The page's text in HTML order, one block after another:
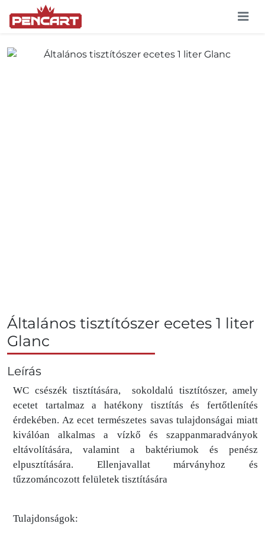
Általános tisztítószer ecetes 1 liter
Glanc
Leírás
WC csészék tisztítására, sokoldalú tisztítószer, amely
ecetet tartalmaz a hatékony tisztítás és fertőtlenítés
érdekében. Az ecet természetes savas tulajdonságai miatt
kiválóan alkalmas a vízkő és szappanmaradványok
eltávolítására, valamint a baktériumok és penész
elpusztítására. Ellenjavallat márványhoz és
tűzzománcozott felületek tisztítására
Tulajdonságok: